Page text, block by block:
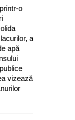
o
a
apă
vizează